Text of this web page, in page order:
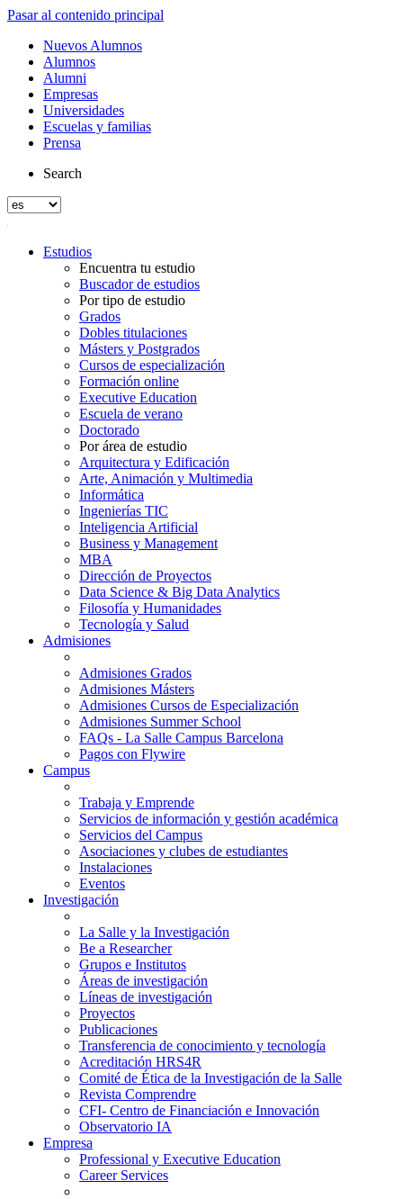
Pasar al contenido principal
Nuevos Alumnos
Alumnos
Alumni
Empresas
Universidades
Escuelas y familias
Prensa
Search
Estudios
Encuentra tu estudio
Buscador de estudios
Por tipo de estudio
Grados
Dobles titulaciones
Másters y Postgrados
Cursos de especialización
Formación online
Executive Education
Escuela de verano
Doctorado
Por área de estudio
Arquitectura y Edificación
Arte, Animación y Multimedia
Informática
Ingenierías TIC
Inteligencia Artificial
Business y Management
MBA
Dirección de Proyectos
Data Science & Big Data Analytics
Filosofía y Humanidades
Tecnología y Salud
Admisiones
Admisiones Grados
Admisiones Másters
Admisiones Cursos de Especialización
Admisiones Summer School
FAQs - La Salle Campus Barcelona
Pagos con Flywire
Campus
Trabaja y Emprende
Servicios de información y gestión académica
Servicios del Campus
Asociaciones y clubes de estudiantes
Instalaciones
Eventos
Investigación
La Salle y la Investigación
Be a Researcher
Grupos e Institutos
Áreas de investigación
Líneas de investigación
Proyectos
Publicaciones
Transferencia de conocimiento y tecnología
Acreditación HRS4R
Comité de Ética de la Investigación de la Salle
Revista Comprendre
CFI- Centro de Financiación e Innovación
Observatorio IA
Empresa
Professional y Executive Education
Career Services